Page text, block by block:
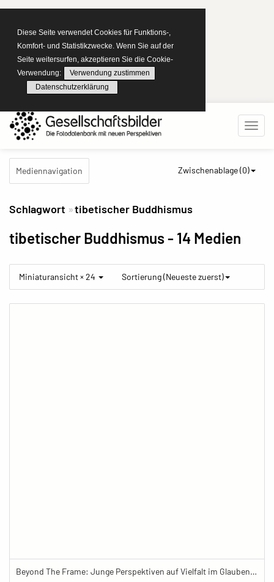
Diese Seite verwendet Cookies für Funktions-,
Komfort- und Statistikzwecke. Wenn Sie auf der
Seite weitersurfen, akzeptieren Sie die Cookie-
Verwendung:
Verwendung zustimmen
Datenschutzerklärung
Mediennavigation Zwischenablage (0)
Schlagwort tibetischer Buddhismus
tibetischer Buddhismus- 14 Medien
Miniaturansicht × 24 Sortierung (Neueste zuerst)
Beyond The Frame: Junge Perspektiven auf Vielfalt im Glauben - Budhdismus im Alltag